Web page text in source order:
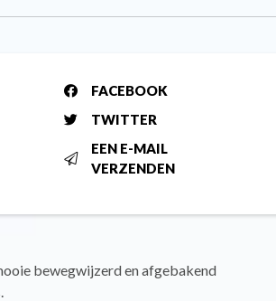
FACEBOOK
TWITTER
EEN E-MAIL
VERZENDEN
bewegwijzerd en afgebakend